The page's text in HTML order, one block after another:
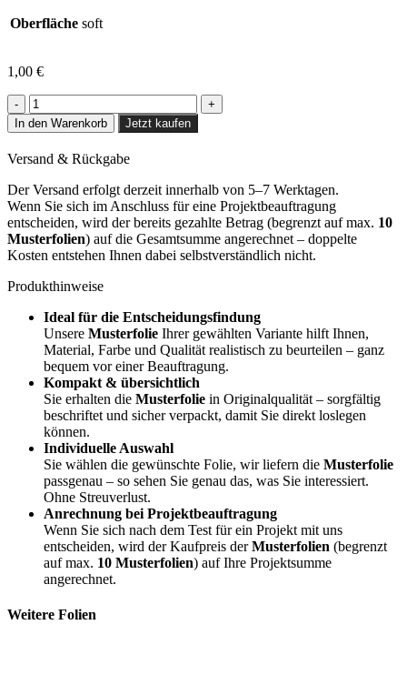
Oberfläche soft
1,00 €
Honey
Limba
-
CT29
Menge
In den Warenkorb Jetzt kaufen
Versand & Rückgabe
Der Versand erfolgt derzeit innerhalb von 5–7 Werktagen.
Wenn Sie sich im Anschluss für eine Projektbeauftragung
entscheiden, wird der bereits gezahlte Betrag (begrenzt auf max. 10
Musterfolien) auf die Gesamtsumme angerechnet – doppelte
Kosten entstehen Ihnen dabei selbstverständlich nicht.
Produkthinweise
Ideal für die Entscheidungsfindung
Unsere Musterfolie Ihrer gewählten Variante hilft Ihnen,
Material, Farbe und Qualität realistisch zu beurteilen – ganz
bequem vor einer Beauftragung.
Kompakt & übersichtlich
Sie erhalten die Musterfolie in Originalqualität – sorgfältig
beschriftet und sicher verpackt, damit Sie direkt loslegen
können.
Individuelle Auswahl
Sie wählen die gewünschte Folie, wir liefern die Musterfolie
passgenau – so sehen Sie genau das, was Sie interessiert.
Ohne Streuverlust.
Anrechnung bei Projektbeauftragung
Wenn Sie sich nach dem Test für ein Projekt mit uns
entscheiden, wird der Kaufpreis derMusterfolien (begrenzt
auf max. 10 Musterfolien) auf Ihre Projektsumme
angerechnet.
Weitere Folien